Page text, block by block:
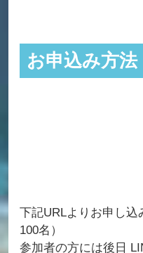
お申込み方法
下記URLよりお申し
100名）
参加者の方には後日